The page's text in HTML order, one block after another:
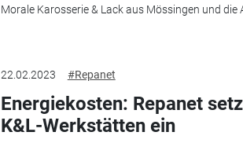
Morale Karosserie & Lack aus Mössingen und die
22.02.2023 #Repanet
Energiekosten: Repanet
K&L-Werkstätten ein